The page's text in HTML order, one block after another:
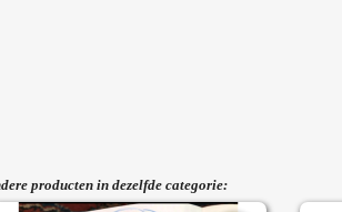
producten in dezelfde categorie: